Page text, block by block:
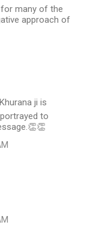
many of the
approach of
ji is
to